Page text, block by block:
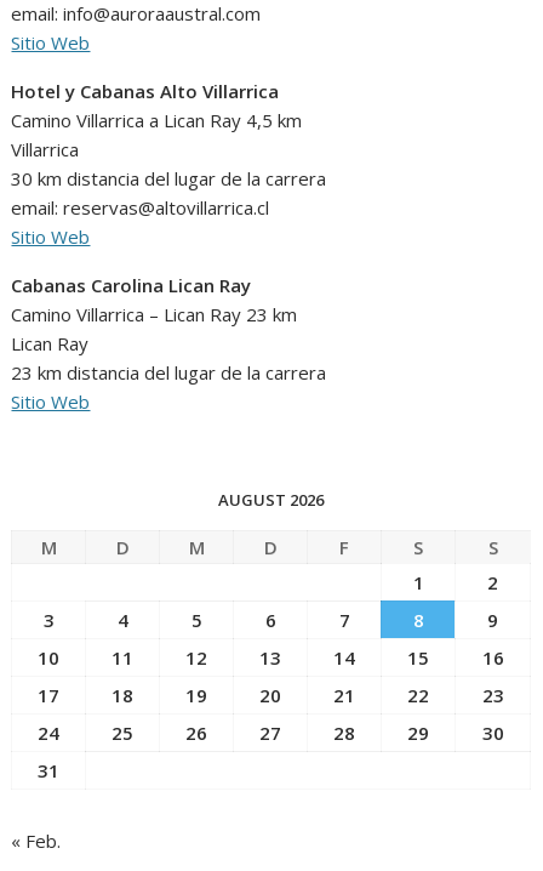
email: info@auroraaustral.com
Sitio Web
Hotel y Cabanas Alto Villarrica
Camino Villarrica a Lican Ray 4,5 km
Villarrica
30 km distancia del lugar de la carrera
email: reservas@altovillarrica.cl
Sitio Web
Cabanas Carolina Lican Ray
Camino Villarrica – Lican Ray 23 km
Lican Ray
23 km distancia del lugar de la carrera
Sitio Web
AUGUST 2026
M D M D F S
S
1
2
3
4 5 6 7 8
9
10
11 12 13 14 15
16
17
18 19 20 21 22
23
24
25 26 27 28 29
30
31
« Feb.